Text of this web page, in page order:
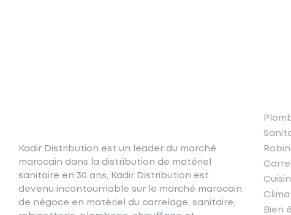
Kadir Distribution est un leader du marché
marocain dans la distribution de matériel
sanitaire en 30 ans, Kadir Distribution est
devenu incontournable sur le marché marocain
de négoce en matériel du carrelage, sanitaire,
Bien